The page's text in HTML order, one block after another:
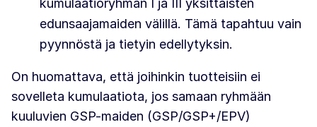
kumulaatioryhmän I ja III yksittäisten
edunsaajamaiden välillä. Tämä tapahtuu vain
pyynnöstä ja tietyin edellytyksin.
On huomattava, että joihinkin tuotteisiin ei
sovelleta kumulaatiota, jos samaan ryhmään
kuuluvien GSP-maiden (GSP/GSP+/EPV)